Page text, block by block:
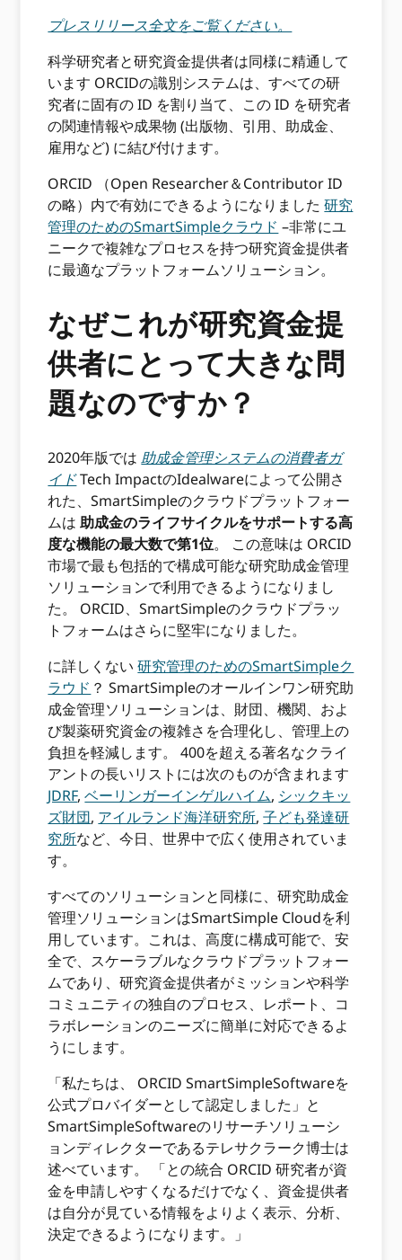
プレスリリース全文をご覧ください。
科学研究者と研究資金提供者は同様に精通して
います ORCIDの識別システムは、すべての研
究者に固有の ID を割り当て、この ID を研究者
の関連情報や成果物 (出版物、引用、助成金、
雇用など) に結び付けます。
ORCID （Open Researcher＆Contributor ID
の略）内で有効にできるようになりました研究
管理のためのSmartSimpleクラウド –非常にユ
ニークで複雑なプロセスを持つ研究資金提供者
に最適なプラットフォームソリューション。
なぜこれが研究資金提
供者にとって大きな問
題なのですか？
2020年版では助成金管理システムの消費者ガ
イドTech ImpactのIdealwareによって公開さ
れた、SmartSimpleのクラウドプラットフォー
ムは助成金のライフサイクルをサポートする高
度な機能の最大数で第1位。 この意味は ORCID
市場で最も包括的で構成可能な研究助成金管理
ソリューションで利用できるようになりまし
た。 ORCID、SmartSimpleのクラウドプラッ
トフォームはさらに堅牢になりました。
に詳しくない研究管理のためのSmartSimpleク
ラウド ？ SmartSimpleのオールインワン研究助
成金管理ソリューションは、財団、機関、およ
び製薬研究資金の複雑さを合理化し、管理上の
負担を軽減します。 400を超える著名なクライ
アントの長いリストには次のものが含まれます
JDRF,ベーリンガーインゲルハイム, シックキッ
ズ財団, アイルランド海洋研究所,子ども発達研
究所など、今日、世界中で広く使用されていま
す。
すべてのソリューションと同様に、研究助成金
管理ソリューションはSmartSimple Cloudを利
用しています。これは、高度に構成可能で、安
全で、スケーラブルなクラウドプラットフォー
ムであり、研究資金提供者がミッションや科学
コミュニティの独自のプロセス、レポート、コ
ラボレーションのニーズに簡単に対応できるよ
うにします。
「私たちは、 ORCID SmartSimpleSoftwareを
公式プロバイダーとして認定しました」と
SmartSimpleSoftwareのリサーチソリューシ
ョンディレクターであるテレサクラーク博士は
述べています。 「との統合 ORCID 研究者が資
金を申請しやすくなるだけでなく、資金提供者
は自分が見ている情報をよりよく表示、分析、
決定できるようになります。」